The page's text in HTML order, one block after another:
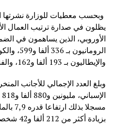
وبحسب معطيات للوزارة نشرتها
يظلون في صدارة ترتيب العمال
الأوروبي، الذين يساهمون في
والإيطاليون بـ 193 ألفا و162، والفنزويليون بـ 170 ألفا و925.
وبلغ العدد الإجمالي للأجانب
بزيادة أكثر من 212 ألفا و42 شخصا نشطا خلال سنة 2024 .